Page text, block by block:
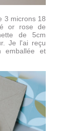
3 microns 18
or rose de
de 5cm
Je l'ai reçu
emballée et